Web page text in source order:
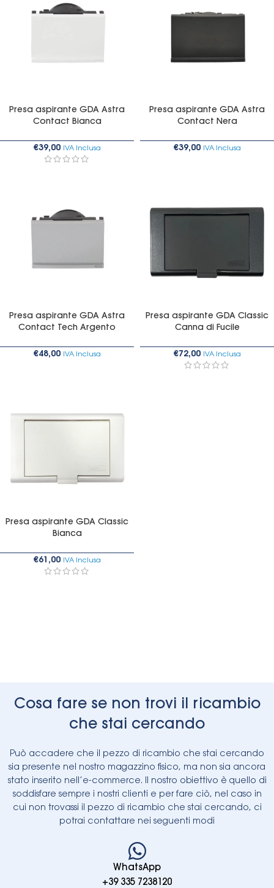
Presa aspirante GDA Astra
Contact Bianca
€39,00 IVA Inclusa
Presa aspirante GDA Astra
Contact Nera
€39,00 IVA Inclusa
Presa aspirante GDA Astra
Contact Tech Argento
€48,00 IVA Inclusa
Presa aspirante GDA Classic
Canna di Fucile
€72,00 IVA Inclusa
Presa aspirante GDA Classic
Bianca
€61,00 IVA Inclusa
Cosa fare se non trovi il ricambio
che stai cercando
Può accadere che il pezzo di ricambio che stai cercando
sia presente nel nostro magazzino fisico, ma non sia ancora
stato inserito nell’e-commerce. Il nostro obiettivo è quello di
soddisfare sempre i nostri clienti e per fare ciò, nel caso in
cui non trovassi il pezzo di ricambio che stai cercando, ci
potrai contattare nei seguenti modi
WhatsApp
+39 335 7238120